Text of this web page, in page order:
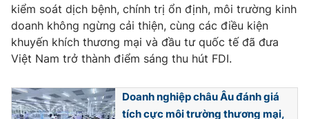
kiểm soát dịch bệnh, chính trị ổn định, môi trường kinh
doanh không ngừng cải thiện, cùng các điều kiện
khuyến khích thương mại và đầu tư quốc tế đã đưa
Việt Nam trở thành điểm sáng thu hút FDI.
Doanh nghiệp châu Âu đánh giá
tích cực môi trường thương mại,